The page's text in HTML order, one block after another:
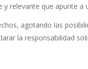
relevante que apunte
agotando las
la responsabilidad